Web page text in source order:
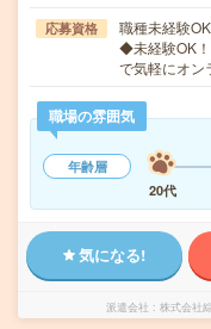
応募資格
職種未経験
◆未経験OK
で気軽にオ
職場の雰囲気
年齢層
20代
気になる!
派遣会社 株式会社